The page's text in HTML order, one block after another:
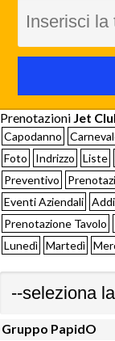
Prenotazioni Jet
Capodanno
Foto
Indrizzo Liste
Preventivo
Eventi Aziendali
Prenotazione Tavolo
Lunedì Martedì
Gruppo PapidO